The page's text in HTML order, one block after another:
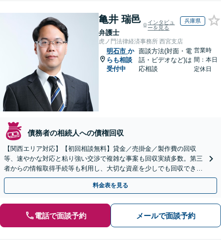
亀井 瑞邑
弁護士
インタビュ
ーを見る
兵庫県
虎ノ門法律経済事務所 西宮支店
明石市 か
らも相談
受付中
面談方法(対面・電
話・ビデオなど)は
応相談
営業時
間：本日
定休日
債務者の相続人への債権回収
【関西エリア対応】【初回相談無料】貸金／売掛金／製作費の回収
等、速やかな対応と粘り強い交渉で複雑な事案も回収実績多数。第三
者からの情報取得手続等も利用し、大切な資産を少しでも回収できる
よう尽力します【フリーランス・個人事業主のご相談も対応】
料金表を見る
電話で面談予約 メールで面談予約